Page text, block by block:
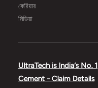
কেরিয়ার
মিডিয়া
UltraTech is India’s No. 1
Cement - Claim Details